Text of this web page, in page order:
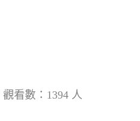
觀看數：1394 人